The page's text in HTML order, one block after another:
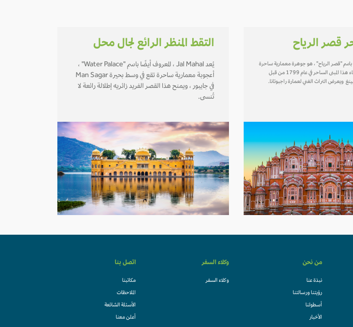
قصر الرياح
باسم "قصر الرياح" ، هو جوهرة معمارية ساحرة
تقع في قلب جايبور. تم بناء هذا المبنى الساحر في عام 1799 من قبل
ويعرض التراث الغني لعمارة راجبوتانا.
التقط المنظر الرائع لجال محل
يُعد Jal Mahal ، المعروف أيضًا باسم "Water Palace" ،
أعجوبة معمارية ساحرة تقع في وسط بحيرة Man Sagar
في جايبور ، ويمنح هذا القصر الفريد زائريه إطلالة رائعة لا
تُنسى.
من نحن
نبذة عنا
رؤيتنا ورسالتنا
أسطولنا
الأخبار
وكلاء السفر
وكلاء السفر
اتصل بنا
مكاتبنا
الملاحظات
الأسئلة الشائعة
أعلن معنا